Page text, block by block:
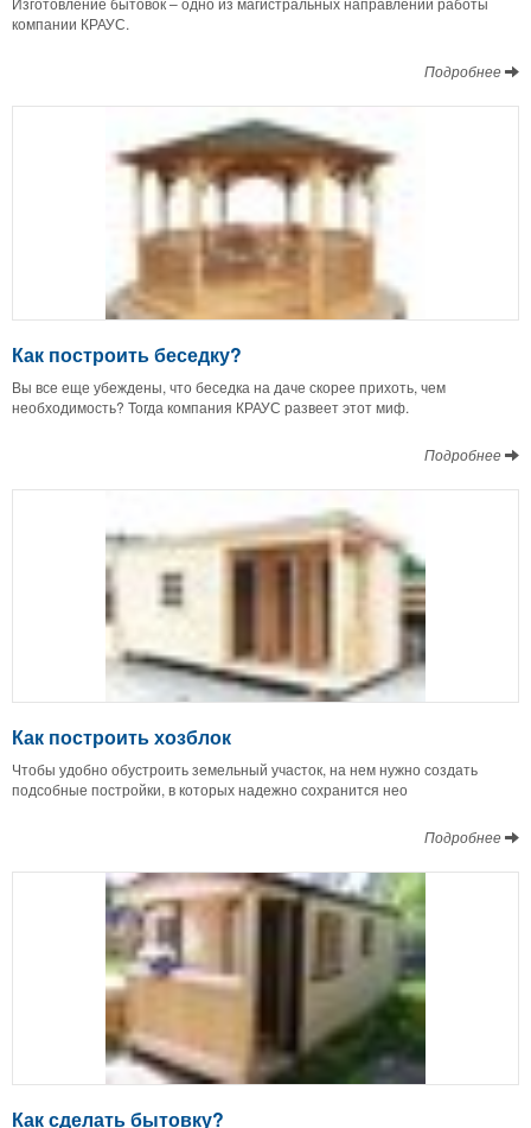
компании КРАУС.
Подробнее
Как построить беседку?
Вы все еще убеждены, что беседка на даче скорее прихоть, чем
необходимость? Тогда компания КРАУС развеет этот миф.
Подробнее
Как построить хозблок
Чтобы удобно обустроить земельный участок, на нем нужно создать
подсобные постройки, в которых надежно сохранится нео
Подробнее
Как сделать бытовку?